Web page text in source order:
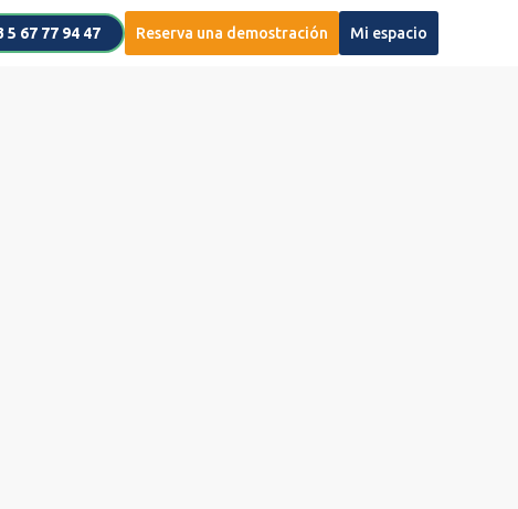
5 67 77 94 47 Reserva una demostración Mi espacio